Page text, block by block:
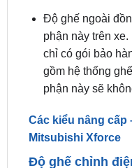
chỉ có gói bảo
gồm hệ thống
phận này sẽ
Các kiểu nâng
Độ ghế chỉnh